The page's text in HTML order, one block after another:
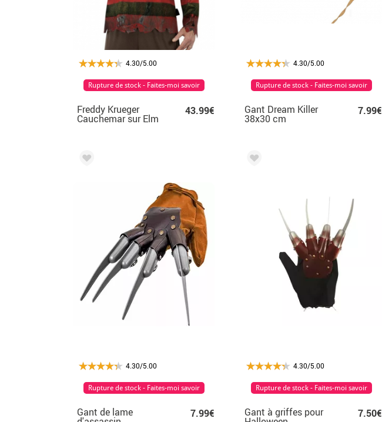
4.30/5.00
Freddy Krueger
Cauchemar sur Elm
43.99€
Rupture de stock - Faites-moi savoir
4.30/5.00
Gant Dream Killer
38x30 cm
7.99€
Rupture de stock - Faites-moi savoir
4.30/5.00
Gant de lame 7.99€
Rupture de stock - Faites-moi savoir
4.30/5.00
Gant à griffes pour 7.50€
Rupture de stock - Faites-moi savoir